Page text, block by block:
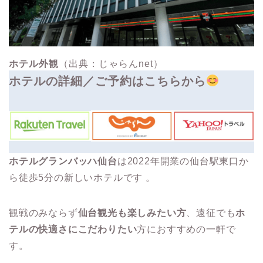
ホテル外観 （出典：じゃらんnet）
ホテルの詳細／ご予約はこちらから
ホテルグランバッハ仙台は2022年開業の仙台駅東口か
ら徒歩5分の新しいホテルです 。
観戦のみならず仙台観光も楽しみたい方 、遠征でもホ
テルの快適さにこだわりたい方におすすめの一軒で
す。